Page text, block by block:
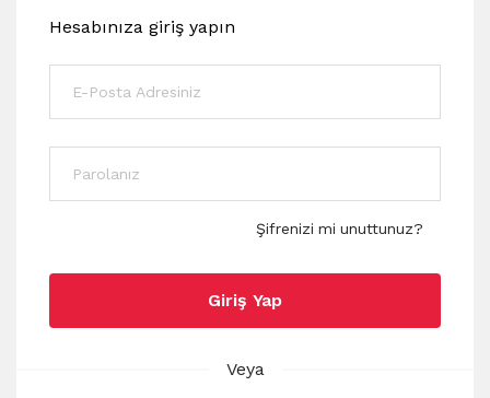
Hesabınıza giriş yapın
Şifrenizi mi unuttunuz?
Giriş Yap
Veya